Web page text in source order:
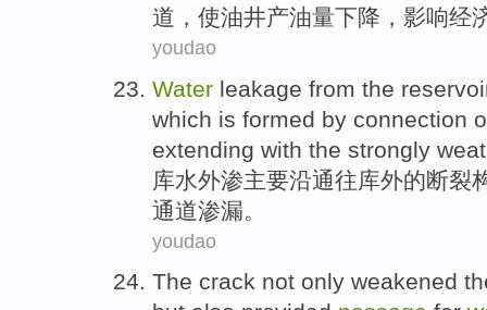
道 ， 使油井产油量下降 ， 影响经
youdao
Water leakage from the
which is formed by connection
extending with the strongly
库水外渗主要沿通往库外的断裂
通道渗漏。
youdao
The crack not only weakened